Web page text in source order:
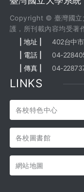
Copyright © 臺灣國立
護，所刊載內容均受著
| 地址 |
402台中
| 電話 |
04-
| 傳真 |
04-
LINKS
各校特色中心
各校圖書館
網站地圖